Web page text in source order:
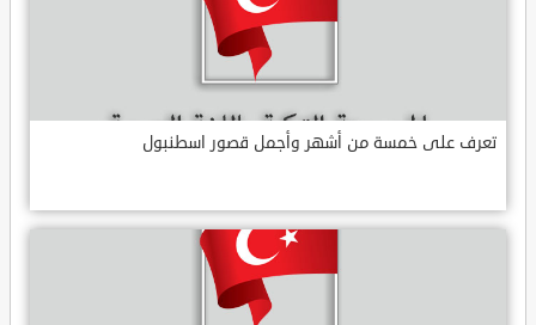
تعرف على خمسة من أشهر وأجمل قصور اسطنبول